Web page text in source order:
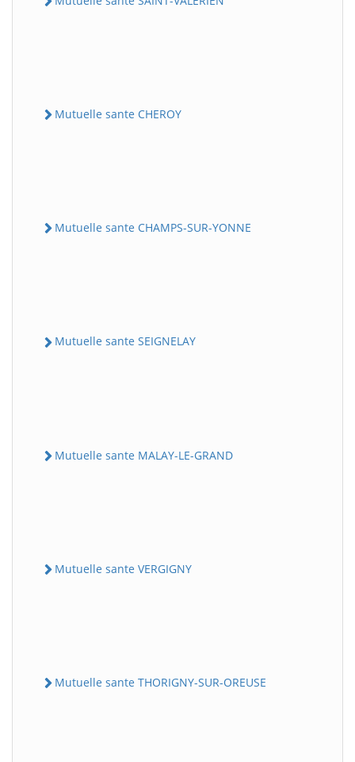
Mutuelle sante CHEROY
Mutuelle sante CHAMPS-SUR-YONNE
Mutuelle sante SEIGNELAY
Mutuelle sante MALAY-LE-GRAND
Mutuelle sante VERGIGNY
Mutuelle sante THORIGNY-SUR-OREUSE